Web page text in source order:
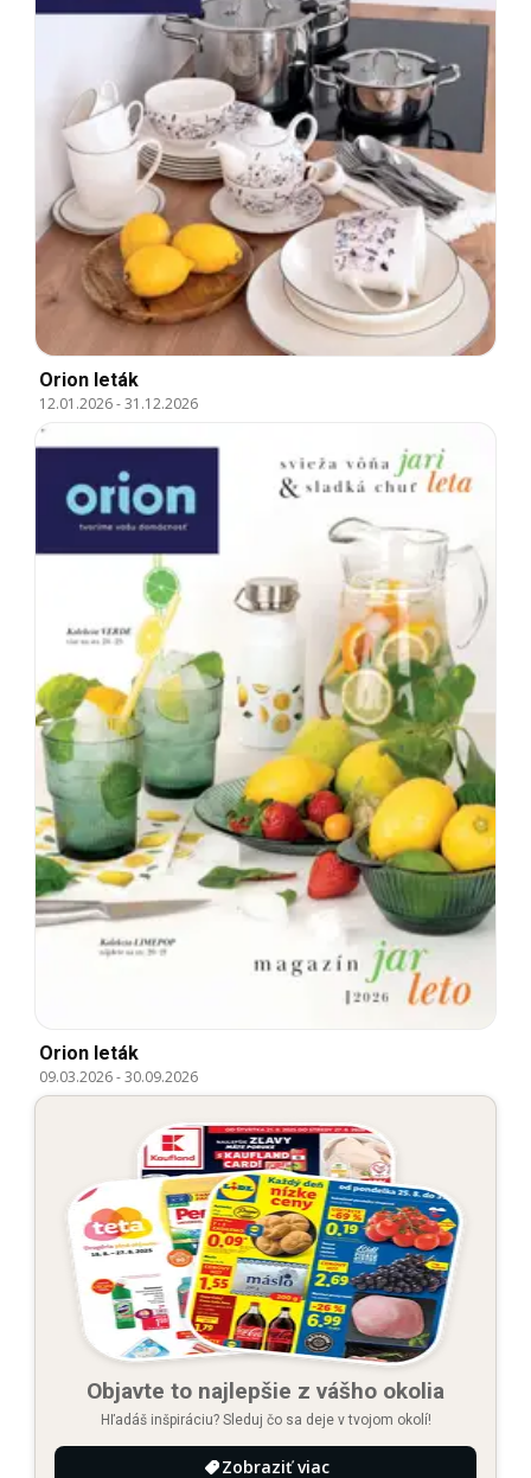
Orion leták
12.01.2026-31.12.2026
Orion leták
09.03.2026-30.09.2026
Objavte to najlepšie z vášho okolia
Hľadáš inšpiráciu? Sleduj čo sa deje v tvojom okolí!
Zobraziť viac